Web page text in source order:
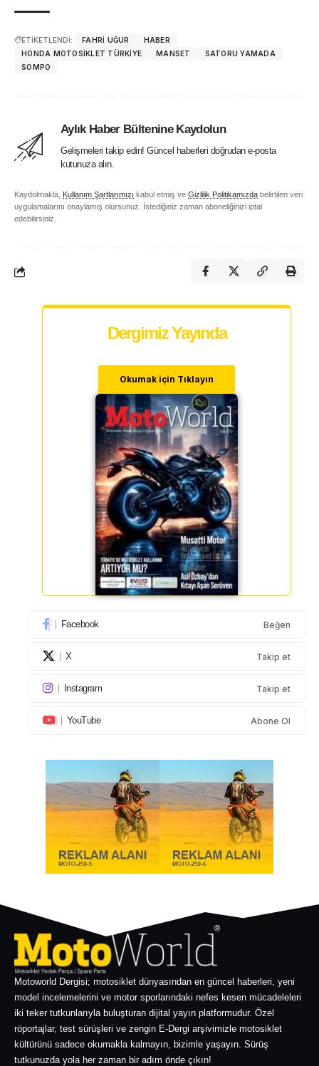
ETİKETLENDİ: FAHRI UĞUR
HABER
HONDA MOTOSIKLET TÜRKIYE
MANSET
SATORU YAMADA
SOMPO
Aylık Haber Bültenine Kaydolun
Gelişmeleri takip edin! Güncel haberleri doğrudan e-posta
kutunuza alın.
Kaydolmakla, Kullanım Şartlarımızı kabul etmiş ve Gizlilik Politikamızda belirtilen veri
uygulamalarını onaylamış olursunuz. İstediğiniz zaman aboneliğinizi iptal
edebilirsiniz.
Dergimiz Yayında
Okumak için Tıklayın
Facebook Beğen
X Takip et
Instagram Takip et
YouTube Abone Ol
Motoworld Dergisi; motosiklet dünyasından en güncel haberleri, yeni
model incelemelerini ve motor sporlarındaki nefes kesen mücadeleleri
iki teker tutkunlarıyla buluşturan dijital yayın platformudur. Özel
röportajlar, test sürüşleri ve zengin E-Dergi arşivimizle motosiklet
kültürünü sadece okumakla kalmayın, bizimle yaşayın. Sürüş
tutkunuzda yola her zaman bir adım önde çıkın!